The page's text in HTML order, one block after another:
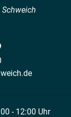
- 12:00 Uhr